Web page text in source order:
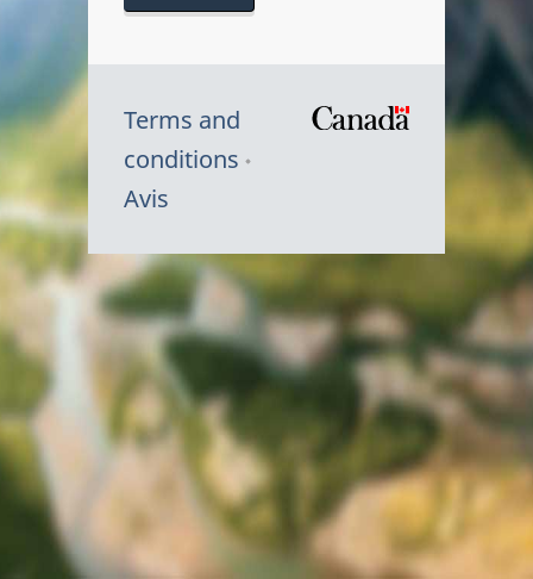
Terms and
conditions
Avis
Canada